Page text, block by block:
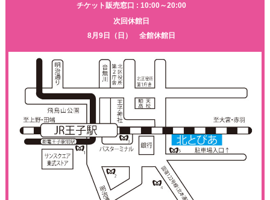
チケット販売窓口 : 10:00～20:00
次回休館日
8月9日（日） 全館休館日